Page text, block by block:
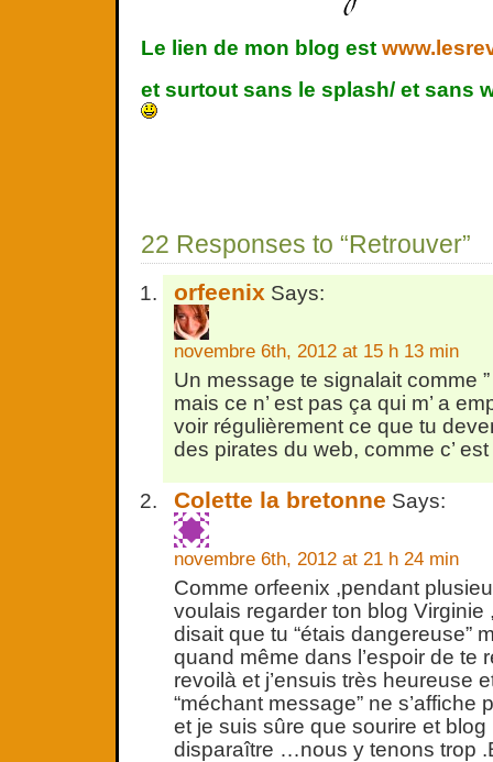
Le lien de mon blog est
et surtout sans le splash/ et sans
22 Responses to “Retrouver”
orfeenix Says:
novembre 6th, 2012 at 15 h 13 min
Un message te signalait comme
mais ce n’ est pas ça qui m’ a
voir régulièrement ce que tu
des pirates du web, comme c’
Colette la bretonne Says:
novembre 6th, 2012 at 21 h 24 min
Comme orfeenix ,pendant
voulais regarder ton blog Virginie
disait que tu “étais dangereuse”
quand même dans l’espoir de te
revoilà et j’ensuis très heureuse
“méchant message” ne s’affiche
et je suis sûre que sourire et
disparaître …nous y tenons trop